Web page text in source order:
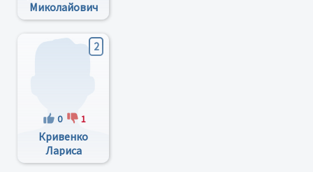
Миколайович
2
0 1
Кривенко
Лариса
Володимирівна